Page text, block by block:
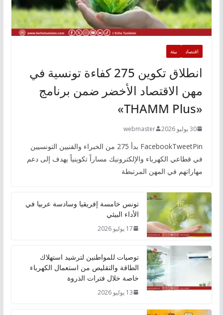
اقتصاد بيئة
انطلاق تكوين 275 كفاءة تونسية في
مهن الاقتصاد الأخضر ضمن برنامج
«THAMM Plus»
30 يوليو 2026 webmaster
FacebookTweetPin بدأ 275 من الخبراء والفنيين التونسيين
في قطاعي الكهرباء والإلكترونيك مساراً تكوينياً يهدف إلى دعم
مهاراتهم في المهن المرتبطة
تونس خامسة إفريقيا وسادسة عربيا في
الأداء البيئي
17 يوليو 2026
توصيات للمواطنين لترشيد استهلاك
الطاقة والتقليص من استعمال الكهرباء
خاصة خلال فترات الذروة
13 يوليو 2026